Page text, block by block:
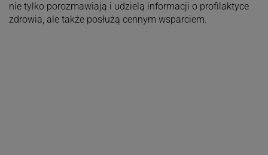
nie tylko porozmawiają i udzielą informacji o profilaktyce
zdrowia, ale także posłużą cennym wsparciem.